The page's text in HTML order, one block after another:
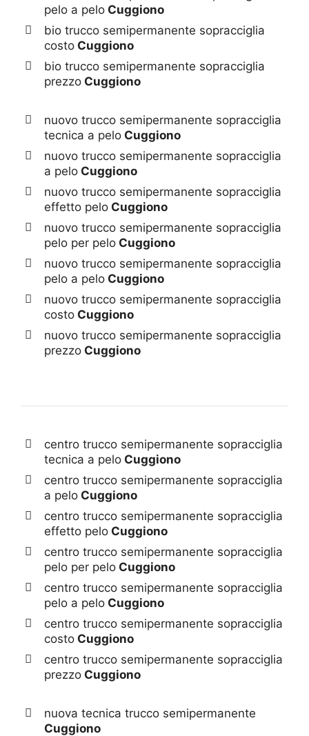
pelo a pelo Cuggiono
bio trucco semipermanente sopracciglia
costo Cuggiono
bio trucco semipermanente sopracciglia
prezzo Cuggiono
nuovo trucco semipermanente sopracciglia
tecnica a pelo Cuggiono
nuovo trucco semipermanente sopracciglia
a pelo Cuggiono
nuovo trucco semipermanente sopracciglia
effetto pelo Cuggiono
nuovo trucco semipermanente sopracciglia
pelo per pelo Cuggiono
nuovo trucco semipermanente sopracciglia
pelo a pelo Cuggiono
nuovo trucco semipermanente sopracciglia
costo Cuggiono
nuovo trucco semipermanente sopracciglia
prezzo Cuggiono
centro trucco semipermanente sopracciglia
tecnica a pelo Cuggiono
centro trucco semipermanente sopracciglia
a pelo Cuggiono
centro trucco semipermanente sopracciglia
effetto pelo Cuggiono
centro trucco semipermanente sopracciglia
pelo per pelo Cuggiono
centro trucco semipermanente sopracciglia
pelo a pelo Cuggiono
centro trucco semipermanente sopracciglia
costo Cuggiono
centro trucco semipermanente sopracciglia
prezzo Cuggiono
nuova tecnica trucco semipermanente
Cuggiono